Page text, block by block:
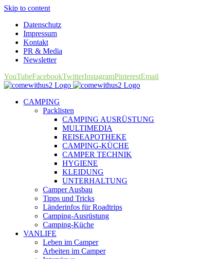
Skip to content
Datenschutz
Impressum
Kontakt
PR & Media
Newsletter
YouTubeFacebookTwitterInstagramPinterestEmail
CAMPING
Packlisten
CAMPING AUSRÜSTUNG
MULTIMEDIA
REISEAPOTHEKE
CAMPING-KÜCHE
CAMPER TECHNIK
HYGIENE
KLEIDUNG
UNTERHALTUNG
Camper Ausbau
Tipps und Tricks
Länderinfos für Roadtrips
Camping-Ausrüstung
Camping-Küche
VANLIFE
Leben im Camper
Arbeiten im Camper